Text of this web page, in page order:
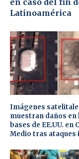
en caso del fin
Latinoamérica
Imágenes
muestran daños en
bases de EE.UU. en
Medio tras ataques